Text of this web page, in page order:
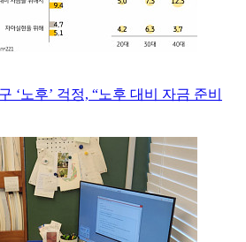
‘노후’ 걱정, “노후 대비 자금 준비